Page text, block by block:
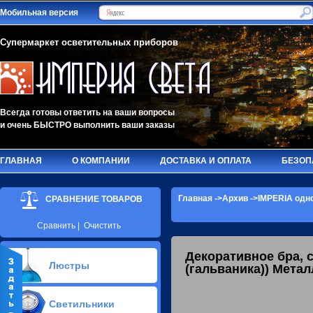
Мобильная версия
Супермаркет осветительных приборов
Всегда готовы ответить на ваши вопросы
и очень БЫСТРО выполнить ваши заказы
ГЛАВНАЯ О КОМПАНИИ ДОСТАВКА И ОПЛАТА
Главная ->Архив ->IMPERIA
Декоративное бра,
(гальваника))
СРАВНЕНИЕ ТОВАРОВ
Сравнить Очистить
Люстры
Припотолочные люстры(579)
Потолочные люстры Led(91)
Светильники